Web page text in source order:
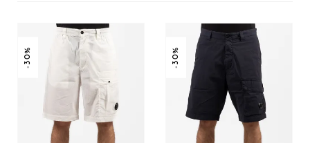
-30% -30%